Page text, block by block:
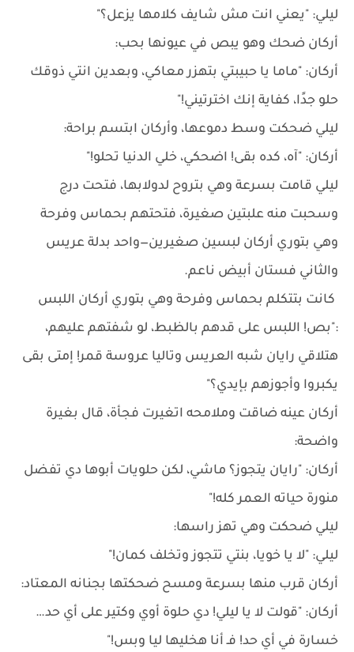
ليلي: "يعني انت مش شايف كلامها يزعل؟"
أركان ضحك وهو يبص في عيونها بحب:
أركان: "ماما يا حبيبتي بتهزر معاكي، وبعدين انتي ذوقك
حلو جدًا، كفاية إنك اخترتيني!"
ليلي ضحكت وسط دموعها، وأركان ابتسم براحة:
أركان: "آه، كده بقى! اضحكي، خلي الدنيا تحلو!"
ليلي قامت بسرعة وهي بتروح لدولابها، فتحت درج
وسحبت منه علبتين صغيرة، فتحتهم بحماس وفرحة
وهي بتوري أركان لبسين صغيرين—واحد بدلة عريس
والثاني فستان أبيض ناعم.
كانت بتتكلم بحماس وفرحة وهي بتوري أركان اللبس
:"بص! اللبس على قدهم بالظبط، لو شفتهم عليهم،
هتلاقي رايان شبه العريس وتاليا عروسة قمر! إمتى بقى
يكبروا وأجوزهم بإيدي؟"
أركان عينه ضاقت وملامحه اتغيرت فجأة، قال بغيرة
واضحة:
أركان: "رايان يتجوز؟ ماشي، لكن حلويات أبوها دي تفضل
منورة حياته العمر كله!"
ليلي ضحكت وهي تهز راسها:
ليلي: "لا يا خويا، بنتي تتجوز وتخلف كمان!"
أركان قرب منها بسرعة ومسح ضحكتها بجنانه المعتاد:
أركان: "قولت لا يا ليلي! دي حلوة أوي وكتير على أي حد…
خسارة في أي حد! فـ أنا هخليها ليا وبس!"